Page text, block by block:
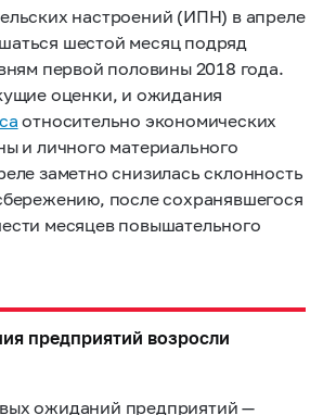
настроений (ИПН) в апреле
шестой месяц подряд
первой половины 2018 года.
оценки, и ожидания
относительно экономических
и личного материального
заметно снизилась склонность
после сохранявшегося
месяцев повышательного
предприятий возросли
ожиданий предприятий —